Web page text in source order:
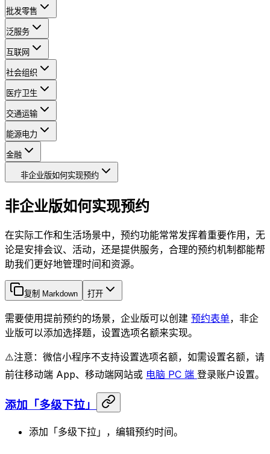
批发零售
泛服务
互联网
社会组织
医疗卫生
交通运输
能源电力
金融
非企业版如何实现预约
非企业版如何实现预约
在实际工作和生活场景中，预约功能常常发挥着重要作用，无
论是安排会议、活动，还是提供服务，合理的预约机制都能帮
助我们更好地管理时间和资源。
复制 Markdown 打开
需要使用提前预约的场景，企业版可以创建 预约表单，非企
业版可以添加选择题，设置选项名额来实现。
⚠️注意：微信小程序不支持设置选项名额，如需设置名额，请
前往移动端 App、移动端网站或 电脑 PC 端 登录账户设置。
添加「多级下拉」
添加「多级下拉」，编辑预约时间。